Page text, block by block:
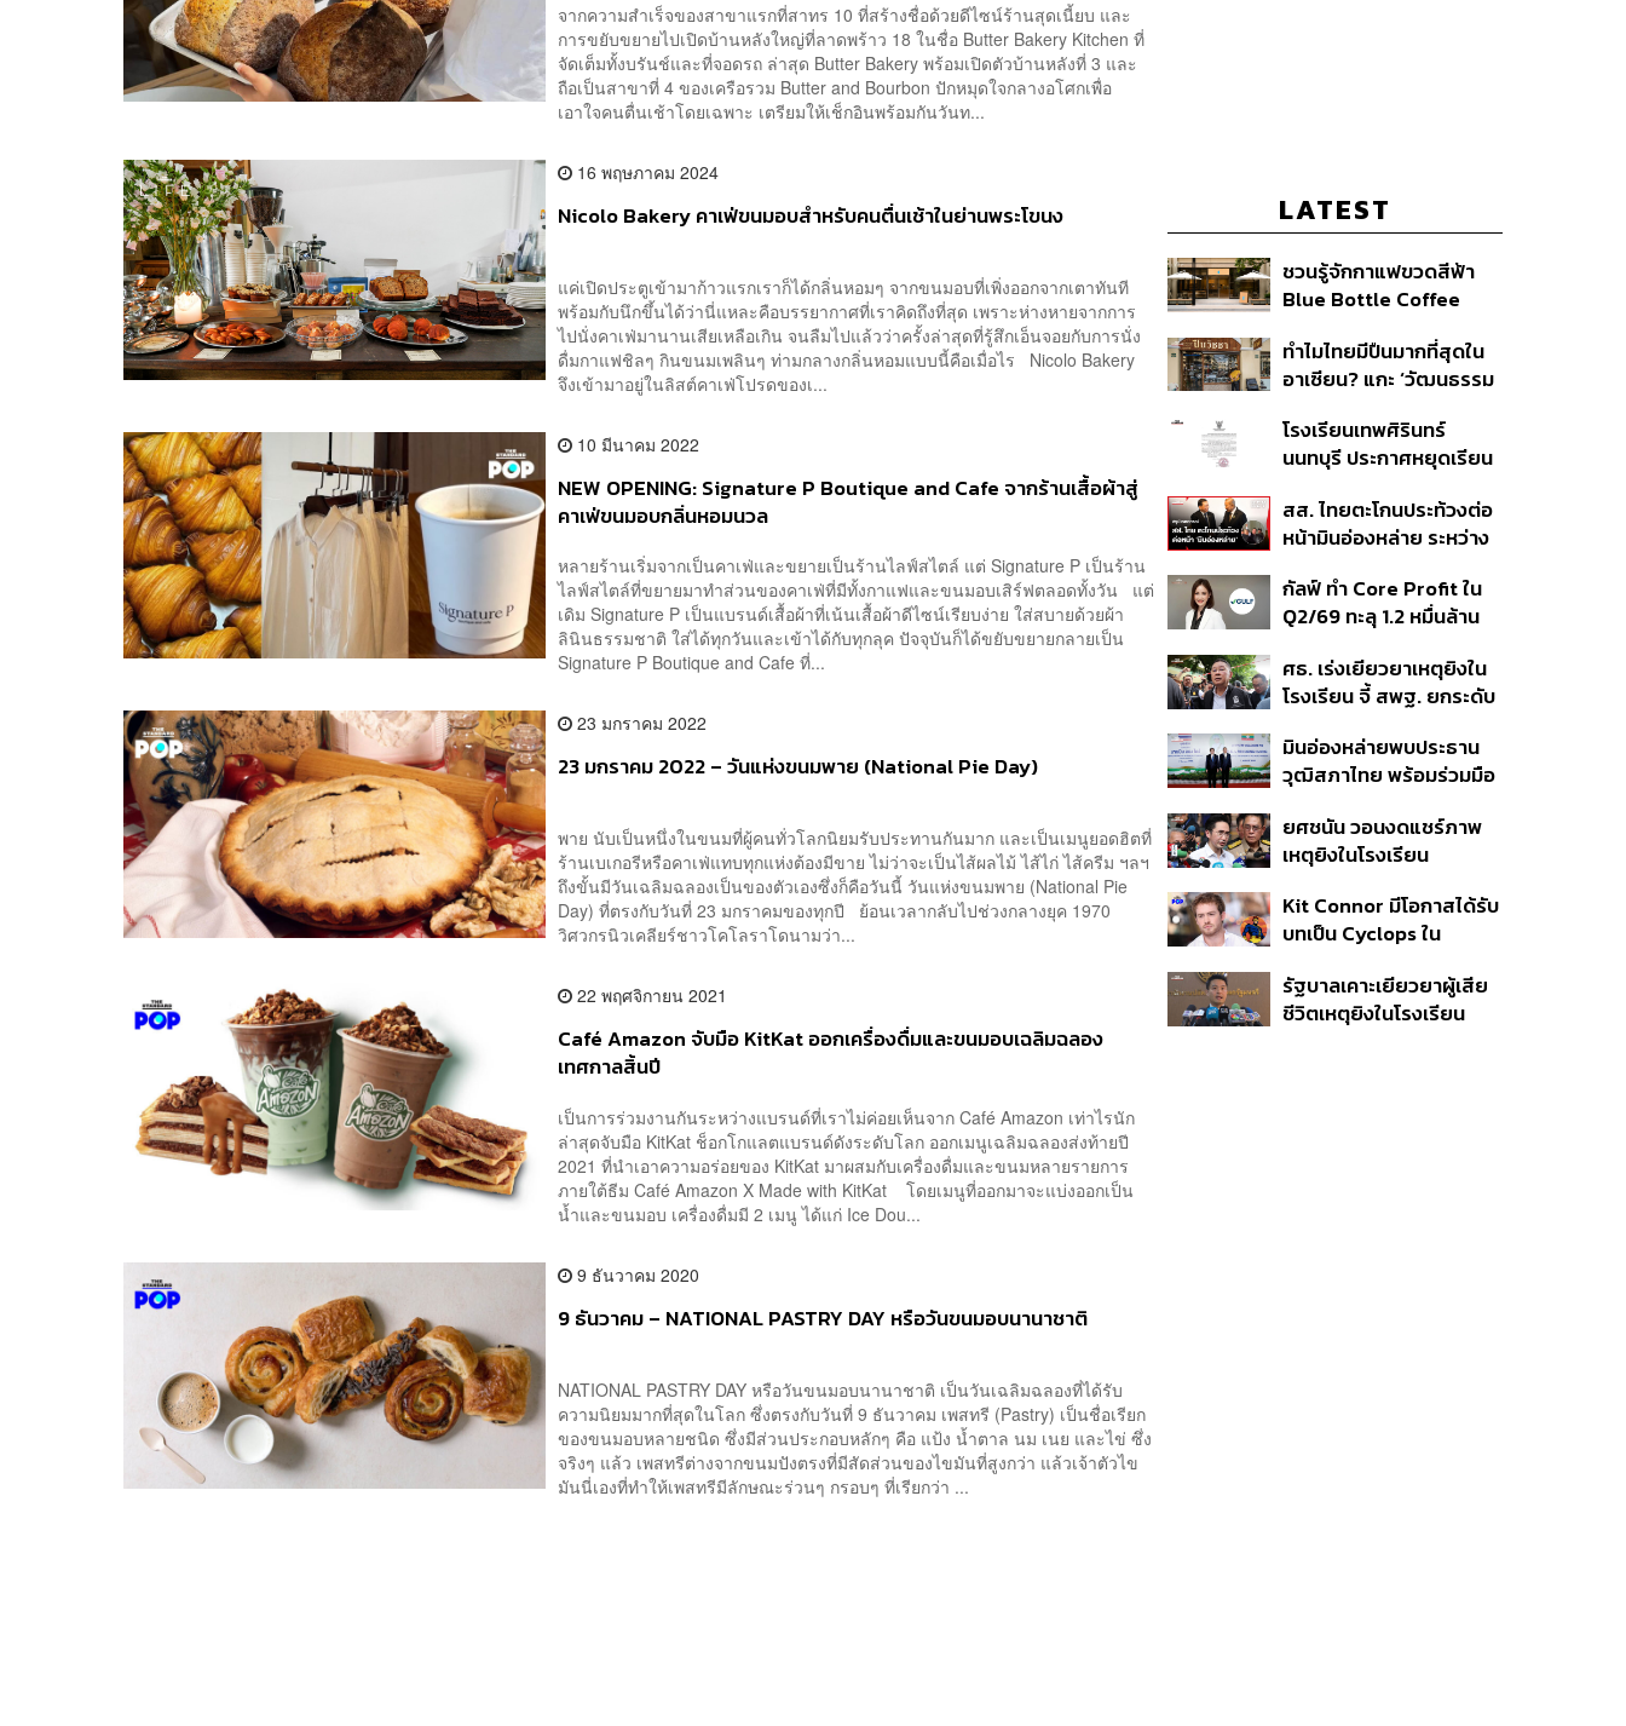
จากความสำเร็จของสาขาแรกที่สาทร 10 ที่สร้างชื่อด้วยดีไซน์ร้านสุดเนี้ยบ และ
การขยับขยายไปเปิดบ้านหลังใหญ่ที่ลาดพร้าว 18 ในชื่อ Butter Bakery Kitchen ที่
จัดเต็มทั้งบรันช์และที่จอดรถ ล่าสุด Butter Bakery พร้อมเปิดตัวบ้านหลังที่ 3 และ
ถือเป็นสาขาที่ 4 ของเครือรวม Butter and Bourbon ปักหมุดใจกลางอโศกเพื่อ
เอาใจคนตื่นเช้าโดยเฉพาะ เตรียมให้เช็กอินพร้อมกันวันท...
16 พฤษภาคม 2024
Nicolo Bakery คาเฟ่ขนมอบสำหรับคนตื่นเช้าในย่านพระโขนง
แค่เปิดประตูเข้ามาก้าวแรกเราก็ได้กลิ่นหอมๆ จากขนมอบที่เพิ่งออกจากเตาทันที
พร้อมกับนึกขึ้นได้ว่านี่แหละคือบรรยากาศที่เราคิดถึงที่สุด เพราะห่างหายจากการ
ไปนั่งคาเฟ่มานานเสียเหลือเกิน จนลืมไปแล้วว่าครั้งล่าสุดที่รู้สึกเอ็นจอยกับการนั่ง
ดื่มกาแฟชิลๆ กินขนมเพลินๆ ท่ามกลางกลิ่นหอมแบบนี้คือเมื่อไร Nicolo Bakery
จึงเข้ามาอยู่ในลิสต์คาเฟ่โปรดของเ...
10 มีนาคม 2022
NEW OPENING: Signature P Boutique and Cafe จากร้านเสื้อผ้าสู่
คาเฟ่ขนมอบกลิ่นหอมนวล
หลายร้านเริ่มจากเป็นคาเฟ่และขยายเป็นร้านไลฟ์สไตล์ แต่ Signature P เป็นร้าน
ไลฟ์สไตล์ที่ขยายมาทำส่วนของคาเฟ่ที่มีทั้งกาแฟและขนมอบเสิร์ฟตลอดทั้งวัน แต่
เดิม Signature P เป็นแบรนด์เสื้อผ้าที่เน้นเสื้อผ้าดีไซน์เรียบง่าย ใส่สบายด้วยผ้า
ลินินธรรมชาติ ใส่ได้ทุกวันและเข้าได้กับทุกลุค ปัจจุบันก็ได้ขยับขยายกลายเป็น
Signature P Boutique and Cafe ที่...
23 มกราคม 2022
23 มกราคม 2022 – วันแห่งขนมพาย (National Pie Day)
พาย นับเป็นหนึ่งในขนมที่ผู้คนทั่วโลกนิยมรับประทานกันมาก และเป็นเมนูยอดฮิตที่
ร้านเบเกอรีหรือคาเฟ่แทบทุกแห่งต้องมีขาย ไม่ว่าจะเป็นไส้ผลไม้ ไส้ไก่ ไส้ครีม ฯลฯ
ถึงขั้นมีวันเฉลิมฉลองเป็นของตัวเองซึ่งก็คือวันนี้ วันแห่งขนมพาย (National Pie
Day) ที่ตรงกับวันที่ 23 มกราคมของทุกปี ย้อนเวลากลับไปช่วงกลางยุค 1970
วิศวกรนิวเคลียร์ชาวโคโลราโดนามว่า...
22 พฤศจิกายน 2021
Café Amazon จับมือ KitKat ออกเครื่องดื่มและขนมอบเฉลิมฉลอง
เทศกาลสิ้นปี
เป็นการร่วมงานกันระหว่างแบรนด์ที่เราไม่ค่อยเห็นจาก Café Amazon เท่าไรนัก
ล่าสุดจับมือ KitKat ช็อกโกแลตแบรนด์ดังระดับโลก ออกเมนูเฉลิมฉลองส่งท้ายปี
2021 ที่นำเอาความอร่อยของ KitKat มาผสมกับเครื่องดื่มและขนมหลายรายการ
ภายใต้ธีม Café Amazon X Made with KitKat โดยเมนูที่ออกมาจะแบ่งออกเป็น
น้ำและขนมอบ เครื่องดื่มมี 2 เมนู ได้แก่ Ice Dou...
9 ธันวาคม 2020
9 ธันวาคม – NATIONAL PASTRY DAY หรือวันขนมอบนานาชาติ
NATIONAL PASTRY DAY หรือวันขนมอบนานาชาติ เป็นวันเฉลิมฉลองที่ได้รับ
ความนิยมมากที่สุดในโลก ซึ่งตรงกับวันที่ 9 ธันวาคม เพสทรี (Pastry) เป็นชื่อเรียก
ของขนมอบหลายชนิด ซึ่งมีส่วนประกอบหลักๆ คือ แป้ง น้ำตาล นม เนย และไข่ ซึ่ง
จริงๆ แล้ว เพสทรีต่างจากขนมปังตรงที่มีสัดส่วนของไขมันที่สูงกว่า แล้วเจ้าตัวไข
มันนี่เองที่ทำให้เพสทรีมีลักษณะร่วนๆ กรอบๆ ที่เรียกว่า ...
LATEST
ชวนรู้จักกาแฟขวดสีฟ้า
Blue Bottle Coffee
และมีอะไรน่าสนใจบ้าง?
ทำไมไทยมีปืนมากที่สุดใน
อาเซียน? แกะ ‘วัฒนธรรม
โหว่ และปืนเถื่อนเข้าถึงง่าย
โรงเรียนเทพศิรินทร์
นนทบุรี ประกาศหยุดเรียน
หลังเกิดเหตุฉุกเฉินภายใน
สถานศึกษา
สส. ไทยตะโกนประท้วงต่อ
หน้ามินอ่องหล่าย ระหว่าง
เป็น ‘จุดตกต่ำ’ ของ
ยุทธศาสตร์การทูตไทย
กัลฟ์ ทำ Core Profit ใน
Q2/69 ทะลุ 1.2 หมื่นล้าน
ประวัติการณ์ ตั้งเป้าราย
ได้-EBITDA ปี 69 โต 12-
PPA-โซลาร์ฟาร์มชุมชน
ศธ. เร่งเยียวยาเหตุยิงใน
โรงเรียน จี้ สพฐ. ยกระดับ
ผบ.ตร. สั่งเช็กประวัติผู้ก่อ
เหตุ หลังพบยิงจุดตาย
มินอ่องหล่ายพบประธาน
วุฒิสภาไทย พร้อมร่วมมือ
ข้ามแดน-สารพิษในแม่น้ำ
ยศชนัน วอนงดแชร์ภาพ
เหตุยิงในโรงเรียน
เรียนชั่วคราว-เร่งเยียวยา
จิตใจ
Kit Connor มีโอกาสได้รับ
บทเป็น Cyclops ใน
เวอร์ชันใหม่
รัฐบาลเคาะเยียวยาผู้เสีย
ชีวิตเหตุยิงในโรงเรียน